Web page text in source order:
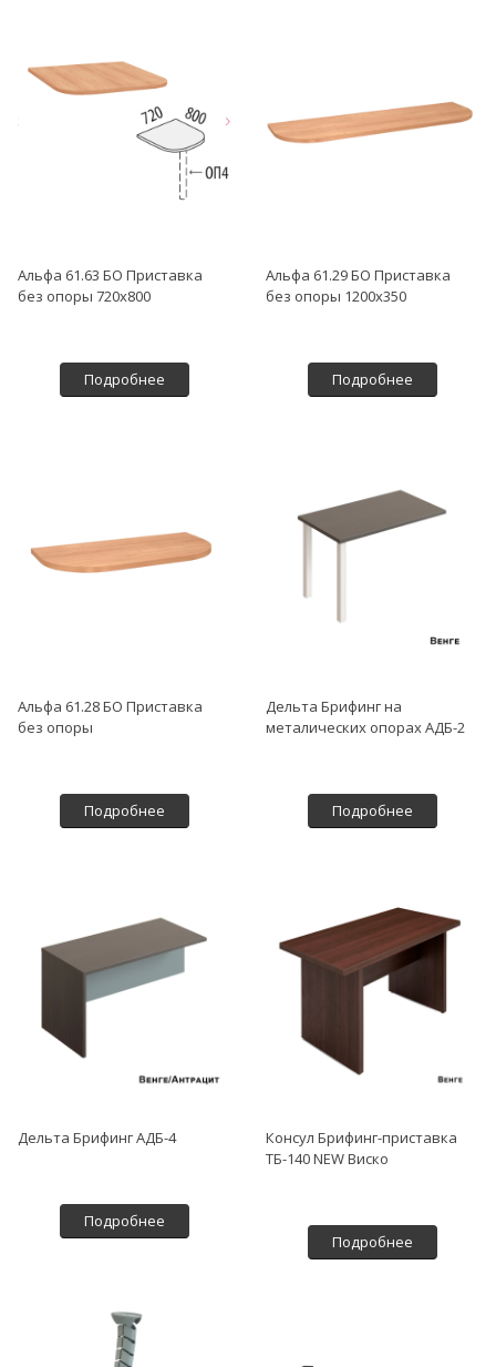
Альфа 61.63 БО Приставка
без опоры 720х800
Подробнее
Альфа 61.29 БО Приставка
без опоры 1200х350
Подробнее
Альфа 61.28 БО Приставка
без опоры
Подробнее
Дельта Брифинг на
металических опорах АДБ-2
Подробнее
Дельта Брифинг АДБ-4
Подробнее
Консул Брифинг-приставка
ТБ-140 NEW Виско
Подробнее